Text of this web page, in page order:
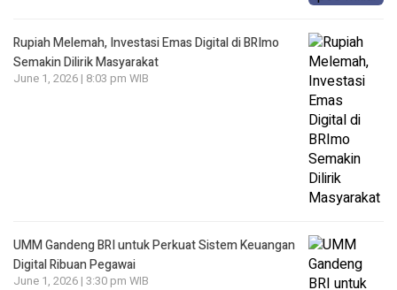
Rupiah Melemah, Investasi Emas Digital di BRImo
Semakin Dilirik Masyarakat
June 1, 2026 | 8:03 pm WIB
UMM Gandeng BRI untuk Perkuat Sistem Keuangan
Digital Ribuan Pegawai
June 1, 2026 | 3:30 pm WIB